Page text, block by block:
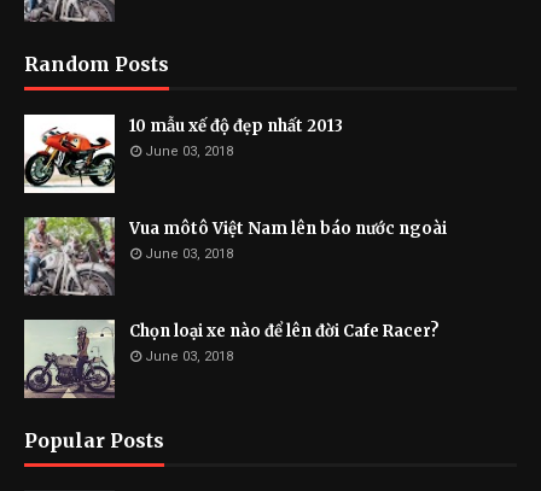
Random Posts
10 mẫu xế độ đẹp nhất 2013
June 03, 2018
Vua môtô Việt Nam lên báo nước ngoài
June 03, 2018
Chọn loại xe nào để lên đời Cafe Racer?
June 03, 2018
Popular Posts